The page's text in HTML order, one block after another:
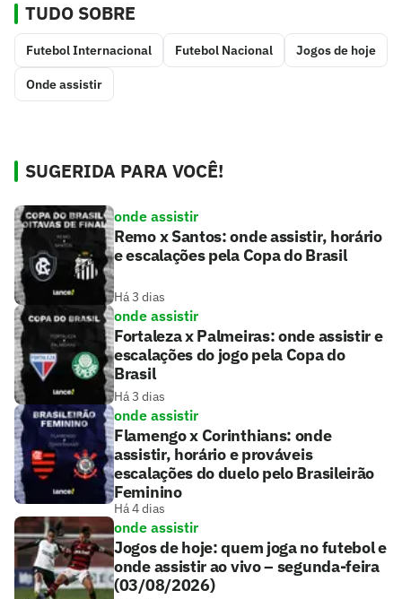
TUDO SOBRE
Futebol Internacional Futebol Nacional Jogos de hoje
Onde assistir
SUGERIDA PARA VOCÊ!
onde assistir
Remo x Santos: onde assistir, horário
e escalações pela Copa do Brasil
Há 3 dias
onde assistir
Fortaleza x Palmeiras: onde assistir e
escalações do jogo pela Copa do
Brasil
Há 3 dias
onde assistir
Flamengo x Corinthians: onde
assistir, horário e prováveis
escalações do duelo pelo Brasileirão
Feminino
Há 4 dias
onde assistir
Jogos de hoje: quem joga no futebol e
onde assistir ao vivo – segunda-feira
(03/08/2026)